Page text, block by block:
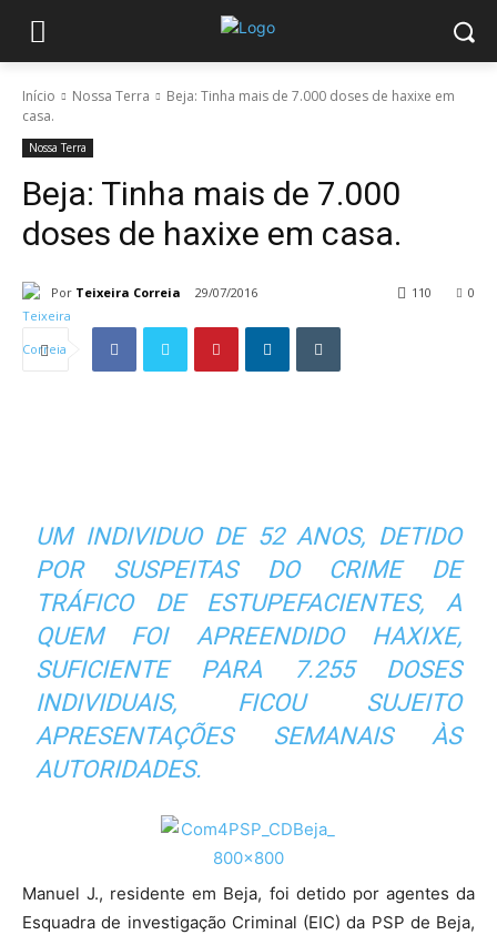
Início Nossa Terra
Beja: Tinha mais de 7.000 doses de haxixe em
casa.
Nossa Terra
Beja: Tinha mais de 7.000
doses de haxixe em casa.
Por Teixeira Correia 29/07/2016 0
110
UM INDIVIDUO DE 52 ANOS, DETIDO
POR SUSPEITAS DO CRIME DE
TRÁFICO DE ESTUPEFACIENTES, A
QUEM FOI APREENDIDO HAXIXE,
SUFICIENTE PARA 7.255 DOSES
INDIVIDUAIS, FICOU SUJEITO
APRESENTAÇÕES SEMANAIS ÀS
AUTORIDADES.
Manuel J., residente em Beja, foi detido por agentes da
Esquadra de investigação Criminal (EIC) da PSP de Beja,